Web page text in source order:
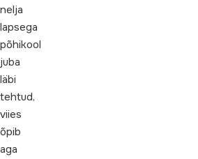
nelja
lapsega
põhikool
juba
läbi
tehtud,
viies
õpib
aga